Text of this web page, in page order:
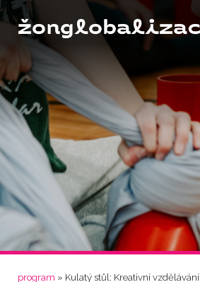
program » Kulatý stůl: Kreativní vzdělávání